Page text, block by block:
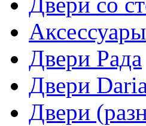
Аксессуары
Двери Рада
Двери
Двери